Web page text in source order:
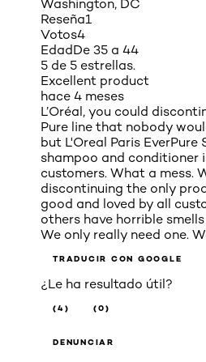
Washington, DC
Reseña1
Votos4
EdadDe 35 a 44
5 de 5 estrellas.
Excellent product
hace 4 meses
L’Oréal, you could
Pure line that nobody
but L'Oreal Paris EverPure
shampoo and conditioner
customers. What a mess.
discontinuing the only
good and loved by all
others have horrible
We only really need one.
TRADUCIR CON GOOGLE
¿Le ha resultado útil?
(4) (0)
DENUNCIAR